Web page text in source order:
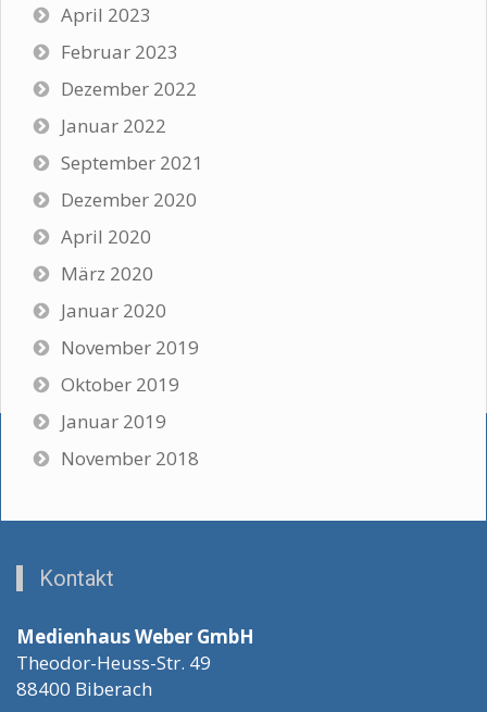
April 2023
Februar 2023
Dezember 2022
Januar 2022
September 2021
Dezember 2020
April 2020
März 2020
Januar 2020
November 2019
Oktober 2019
Januar 2019
November 2018
Kontakt
Medienhaus Weber GmbH
Theodor-Heuss-Str. 49
88400 Biberach